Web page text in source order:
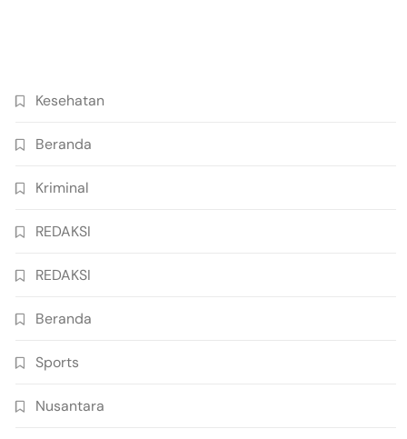
Kesehatan
Beranda
Kriminal
REDAKSI
REDAKSI
Beranda
Sports
Nusantara